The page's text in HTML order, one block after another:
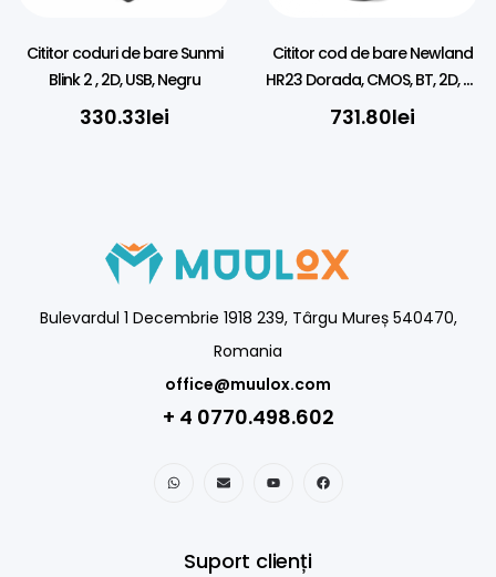
Cititor coduri de bare Sunmi
Blink 2 , 2D, USB, Negru
330.33lei
Cititor cod de bare Newland
HR23 Dorada, CMOS, BT, 2D, kit
(USB), charging/transmitter
731.80lei
Bulevardul 1 Decembrie 1918 239, Târgu Mureș 540470,
Romania
office@muulox.com
+ 4 0770.498.602
Suport clienți